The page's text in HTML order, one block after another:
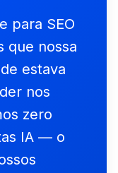
para SEO
que nossa
estava
nos
zero
IA — o